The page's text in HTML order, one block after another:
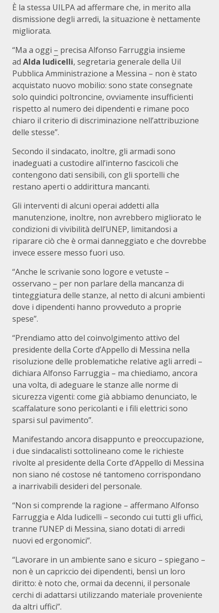
È la stessa UILPA ad affermare che, in merito alla
dismissione degli arredi, la situazione è nettamente
migliorata.
“Ma a oggi – precisa Alfonso Farruggia insieme
ad Alda Iudicelli, segretaria generale della Uil
Pubblica Amministrazione a Messina – non è stato
acquistato nuovo mobilio: sono state consegnate
solo quindici poltroncine, ovviamente insufficienti
rispetto al numero dei dipendenti e rimane poco
chiaro il criterio di discriminazione nell’attribuzione
delle stesse”.
Secondo il sindacato, inoltre, gli armadi sono
inadeguati a custodire all’interno fascicoli che
contengono dati sensibili, con gli sportelli che
restano aperti o addirittura mancanti.
Gli interventi di alcuni operai addetti alla
manutenzione, inoltre, non avrebbero migliorato le
condizioni di vivibilità dell’UNEP, limitandosi a
riparare ciò che è ormai danneggiato e che dovrebbe
invece essere messo fuori uso.
“Anche le scrivanie sono logore e vetuste –
osservano – per non parlare della mancanza di
tinteggiatura delle stanze, al netto di alcuni ambienti
dove i dipendenti hanno provveduto a proprie
spese”.
“Prendiamo atto del coinvolgimento attivo del
presidente della Corte d’Appello di Messina nella
risoluzione delle problematiche relative agli arredi –
dichiara Alfonso Farruggia – ma chiediamo, ancora
una volta, di adeguare le stanze alle norme di
sicurezza vigenti: come già abbiamo denunciato, le
scaffalature sono pericolanti e i fili elettrici sono
sparsi sul pavimento”.
Manifestando ancora disappunto e preoccupazione,
i due sindacalisti sottolineano come le richieste
rivolte al presidente della Corte d’Appello di Messina
non siano né costose né tantomeno corrispondano
a inarrivabili desideri del personale.
“Non si comprende la ragione – affermano Alfonso
Farruggia e Alda Iudicelli – secondo cui tutti gli uffici,
tranne l’UNEP di Messina, siano dotati di arredi
nuovi ed ergonomici”.
“Lavorare in un ambiente sano e sicuro – spiegano –
non è un capriccio dei dipendenti, bensì un loro
diritto: è noto che, ormai da decenni, il personale
cerchi di adattarsi utilizzando materiale proveniente
da altri uffici”.